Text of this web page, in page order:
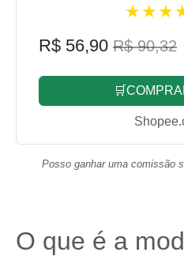
R$ 56,90 R$ 90,32
Posso ganhar uma comissão
O que é a